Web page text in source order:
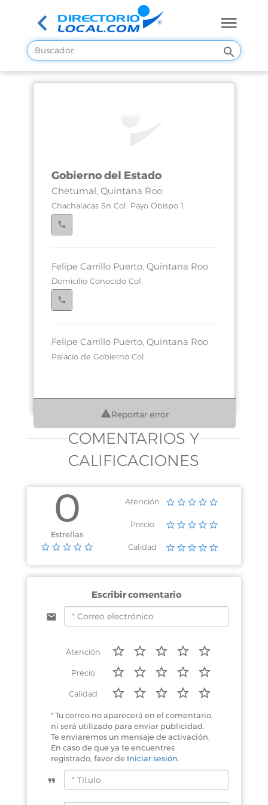
Gobierno del Estado
Chetumal, Quintana Roo
Chachalacas Sn Col. Payo Obispo 1
Felipe Carrillo Puerto, Quintana Roo
Domicilio Conocido Col.
Felipe Carrillo Puerto, Quintana Roo
Palacio de Gobierno Col.
Chetumal, Quintana Roo
Palacio de Gobierno Col. Centro
Chetumal, Quintana Roo
Jesus Urueta Sn Col. Cinco de Abril
Chetumal, Quintana Roo
Chetumal, Quintana Roo
Dom Conocido Col.
Chetumal, Quintana Roo
Palacio de Gobierno Col.
Reportar error
COMENTARIOS Y
CALIFICACIONES
0
Estrellas
Atención
Precio
Calidad
Escribir comentario
Atención
Precio
Calidad
* Tu correo no aparecerá en el comentario,
ni será utilizado para enviar publicidad.
Te enviaremos un mensaje de activación.
En caso de que ya te encuentres
registrado, favor de Iniciar sesión.